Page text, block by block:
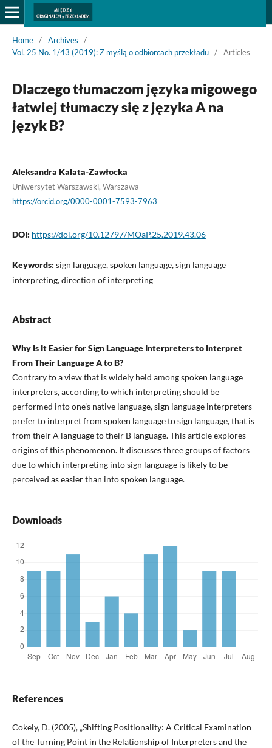
Home / Archives
/
Vol. 25 No. 1/43 (2019): Z myślą o odbiorcach przekładu / Articles
Dlaczego tłumaczom języka migowego
łatwiej tłumaczy się z języka A na
język B?
Aleksandra Kalata-Zawłocka
Uniwersytet Warszawski, Warszawa
https://orcid.org/0000-0001-7593-7963
DOI: https://doi.org/10.12797/MOaP.25.2019.43.06
Keywords: sign language, spoken language, sign language
interpreting, direction of interpreting
Abstract
Why Is It Easier for Sign Language Interpreters to Interpret
From Their Language A to B?
Contrary to a view that is widely held among spoken language
interpreters, according to which interpreting should be
performed into one’s native language, sign language interpreters
prefer to interpret from spoken language to sign language, that is
from their A language to their B language. This article explores
origins of this phenomenon. It discusses three groups of factors
due to which interpreting into sign language is likely to be
perceived as easier than into spoken language.
Downloads
References
Cokely, D. (2005), „Shifting Positionality: A Critical Examination
of the Turning Point in the Relationship of Interpreters and the